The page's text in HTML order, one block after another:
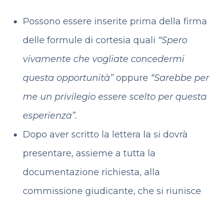
Possono essere inserite prima della firma
delle formule di cortesia quali “Spero
vivamente che vogliate concedermi
questa opportunità”oppure “Sarebbe per
me un privilegio essere scelto per questa
esperienza”.
Dopo aver scritto la lettera la si dovrà
presentare, assieme a tutta la
documentazione richiesta, alla
commissione giudicante, che si riunisce